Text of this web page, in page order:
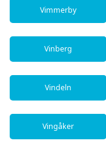
Vimmerby
Vinberg
Vindeln
Vingåker